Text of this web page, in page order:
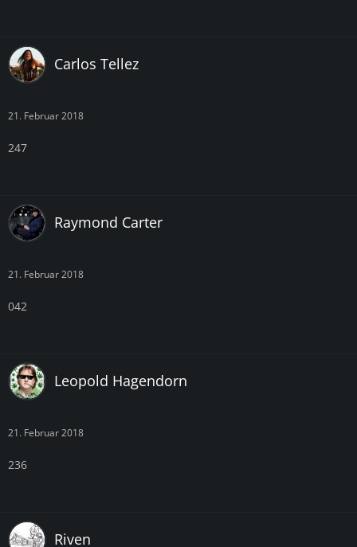
Carlos Tellez
21. Februar 2018
247
Raymond Carter
21. Februar 2018
042
Leopold Hagendorn
21. Februar 2018
236
Riven